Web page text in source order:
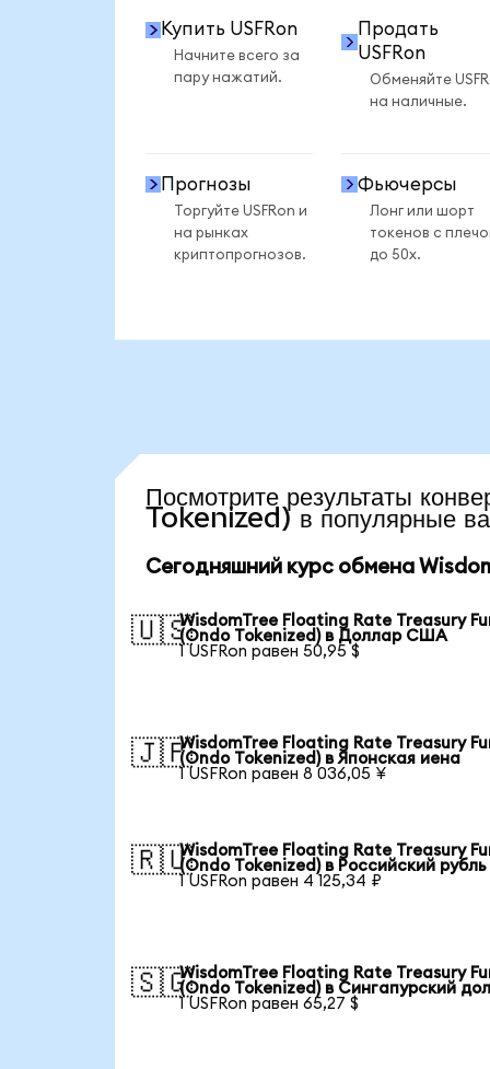
Купить USFRon
Начните всего за
пару нажатий.
Продать
USFRon
Обменяйте
на наличные.
Прогнозы
Торгуйте USFRon и
на рынках
криптопрогнозов.
Фьючерсы
Лонг или шорт
токенов с
до 50x.
Посмотрите результаты
Tokenized) в популярные
Сегодняшний курс обмена
🇺🇸WisdomTree Floating Rate Treasury
(Ondo Tokenized) в Доллар США
1 USFRon равен 50,95 $
🇯🇵WisdomTree Floating Rate Treasury
(Ondo Tokenized) в Японская иена
1 USFRon равен 8 036,05 ¥
🇷🇺WisdomTree Floating Rate Treasury
(Ondo Tokenized) в Российский рубль
1 USFRon равен 4 125,34 ₽
🇸🇬WisdomTree Floating Rate Treasury
(Ondo Tokenized) в Сингапурский
1 USFRon равен 65,27 $